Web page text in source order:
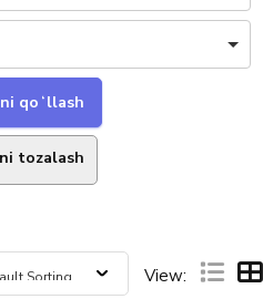
tozalash
View: